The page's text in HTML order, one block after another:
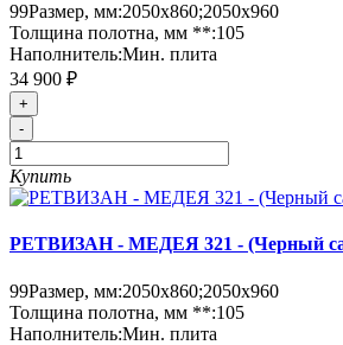
99Размер, мм:2050х860;2050х960
Толщина полотна, мм **:105
Наполнитель:Мин. плита
34 900 ₽
+
-
Купить
РЕТВИЗАН - МЕДЕЯ 321 - (Черный
99Размер, мм:2050х860;2050х960
Толщина полотна, мм **:105
Наполнитель:Мин. плита